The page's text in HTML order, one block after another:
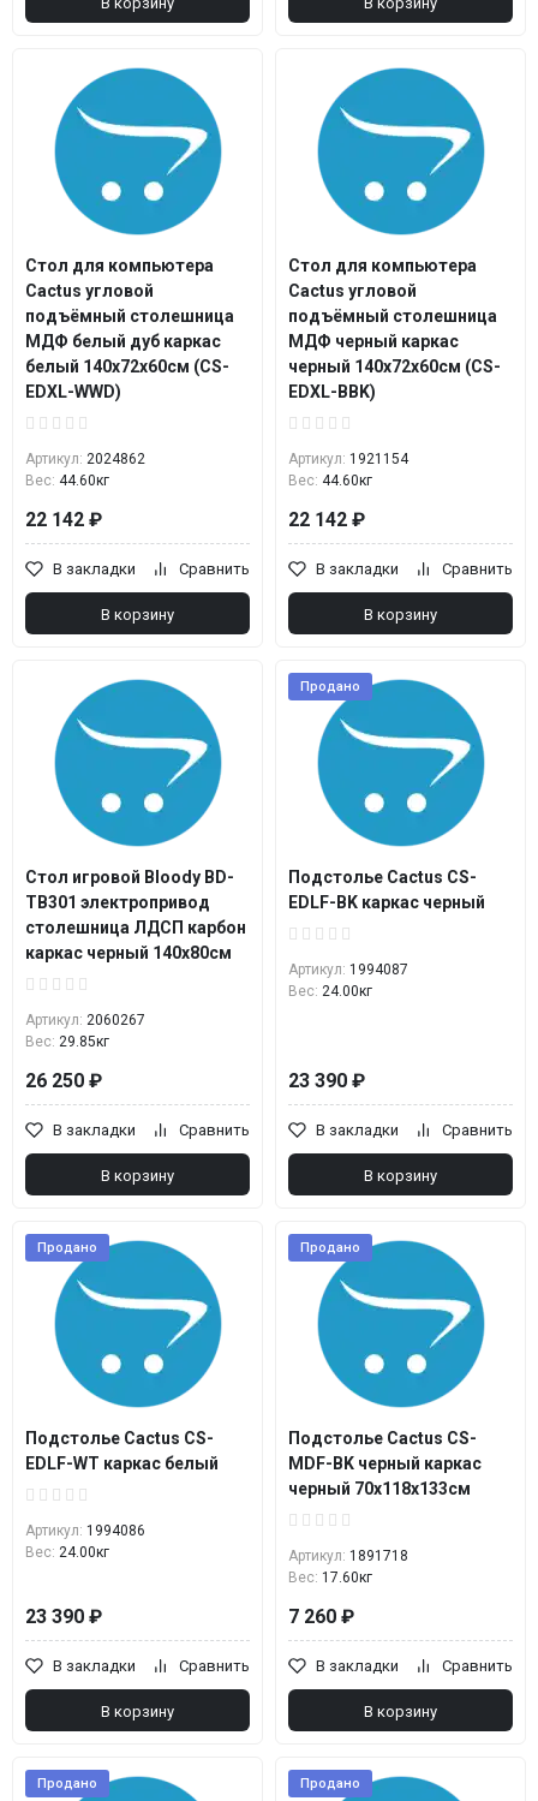
Стол для компьютера
Cactus угловой
подъёмный столешница
МДФ белый дуб каркас
белый 140x72x60см (CS-
EDXL-WWD)
Артикул: 2024862
Вес: 44.60кг
22 142 ₽
В закладки Сравнить
В корзину
Стол для компьютера
Cactus угловой
подъёмный столешница
МДФ черный каркас
черный 140х72х60см (CS-
EDXL-BBK)
Артикул: 1921154
Вес: 44.60кг
22 142 ₽
В закладки Сравнить
В корзину
Стол игровой Bloody BD-
TB301 электропривод
столешница ЛДСП карбон
каркас черный 140x80см
Артикул: 2060267
Вес: 29.85кг
26 250 ₽
В закладки Сравнить
В корзину
Продано
Подстолье Cactus CS-
EDLF-BK каркас черный
Артикул: 1994087
Вес: 24.00кг
23 390 ₽
В закладки Сравнить
В корзину
Продано
Подстолье Cactus CS-
EDLF-WT каркас белый
Артикул: 1994086
Вес: 24.00кг
23 390 ₽
В закладки Сравнить
В корзину
Продано
Подстолье Cactus CS-
MDF-BK черный каркас
черный 70x118x133см
Артикул: 1891718
Вес: 17.60кг
7 260 ₽
В закладки Сравнить
В корзину
Продано Продано